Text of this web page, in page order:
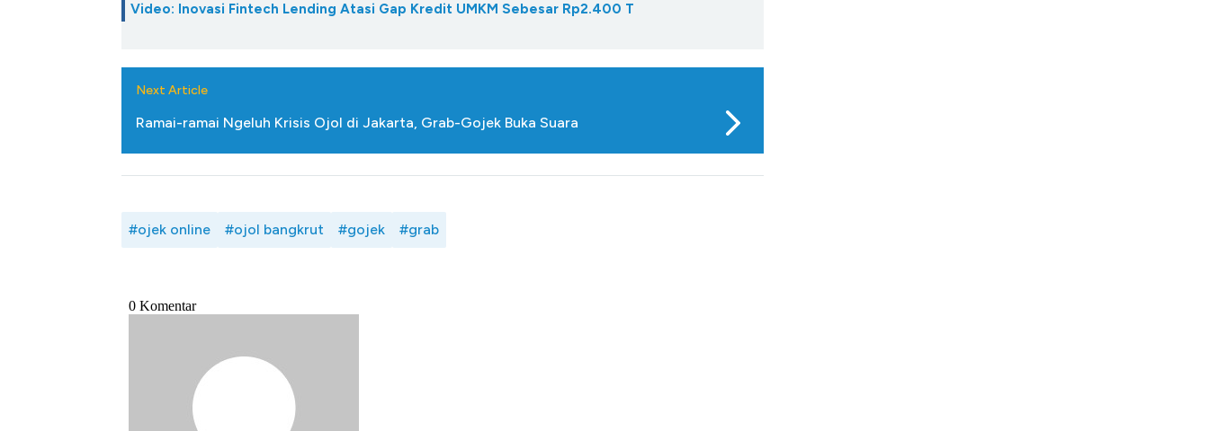
Video: Inovasi Fintech Lending Atasi Gap Kredit UMKM Sebesar Rp2.400 T
Next Article
Ramai-ramai Ngeluh Krisis Ojol di Jakarta, Grab-Gojek Buka Suara
#ojek online #ojol bangkrut #gojek #grab